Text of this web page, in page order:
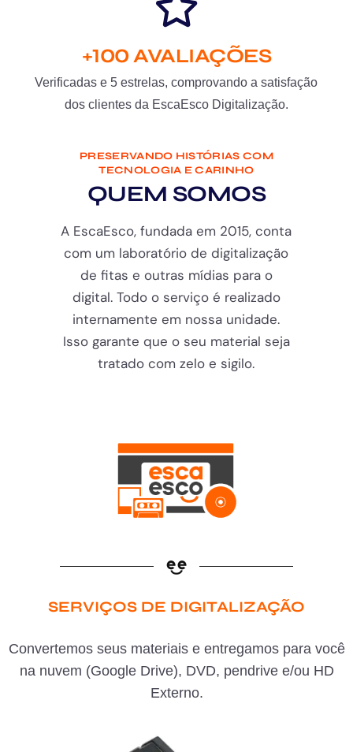
+100 AVALIAÇÕES
Verificadas e 5 estrelas, comprovando a satisfação
dos clientes da EscaEsco Digitalização.
PRESERVANDO HISTÓRIAS COM
TECNOLOGIA E CARINHO
QUEM SOMOS
A EscaEsco, fundada em 2015, conta
com um laboratório de digitalização
de fitas e outras mídias para o
digital. Todo o serviço é realizado
internamente em nossa unidade.
Isso garante que o seu material seja
tratado com zelo e sigilo.
SERVIÇOS DE DIGITALIZAÇÃO
Convertemos seus materiais e entregamos para você
na nuvem (Google Drive), DVD, pendrive e/ou HD
Externo.